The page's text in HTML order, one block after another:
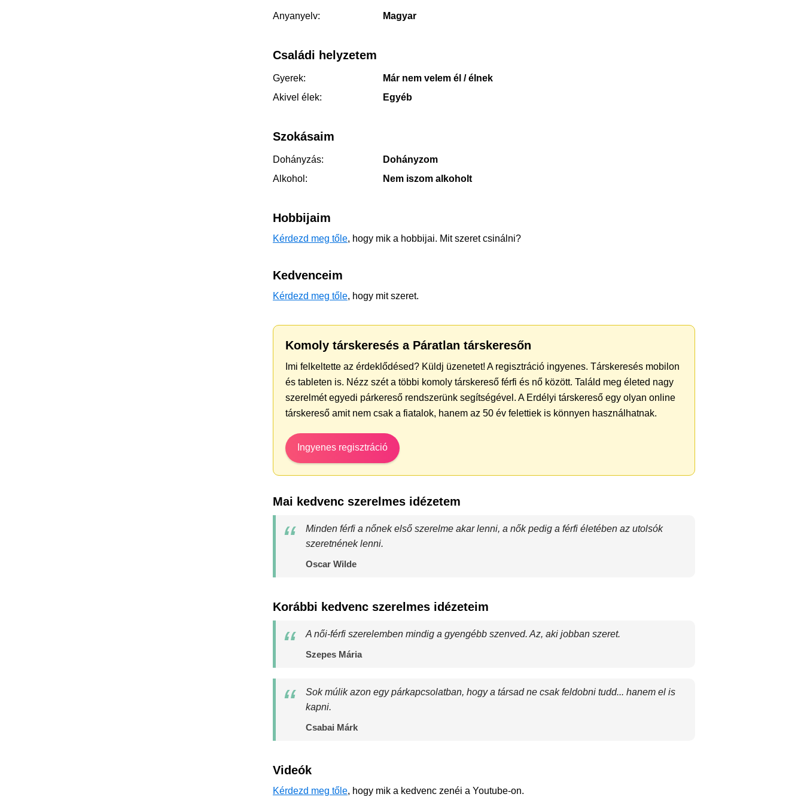
Anyanyelv: Magyar
Családi helyzetem
Gyerek:
Már nem velem él / élnek
Akivel élek:
Egyéb
Szokásaim
Dohányzás:
Dohányzom
Alkohol:
Nem iszom alkoholt
Hobbijaim
Kérdezd meg tőle, hogy mik a hobbijai. Mit szeret csinálni?
Kedvenceim
Kérdezd meg tőle, hogy mit szeret.
Komoly társkeresés a Páratlan társkeresőn
Imi felkeltette az érdeklődésed? Küldj üzenetet! A regisztráció ingyenes. Társkeresés mobilon
és tableten is. Nézz szét a többi komoly társkereső férfi és nő között. Találd meg életed nagy
szerelmét egyedi párkereső rendszerünk segítségével. A Erdélyi társkereső egy olyan online
társkereső amit nem csak a fiatalok, hanem az 50 év felettiek is könnyen használhatnak.
Ingyenes regisztráció
Mai kedvenc szerelmes idézetem
Minden férfi a nőnek első szerelme akar lenni, a nők pedig a férfi életében az utolsók
szeretnének lenni.
Oscar Wilde
Korábbi kedvenc szerelmes idézeteim
A női-férfi szerelemben mindig a gyengébb szenved. Az, aki jobban szeret.
Szepes Mária
Sok múlik azon egy párkapcsolatban, hogy a társad ne csak feldobni tudd... hanem el is
kapni.
Csabai Márk
Videók
Kérdezd meg tőle, hogy mik a kedvenc zenéi a Youtube-on.